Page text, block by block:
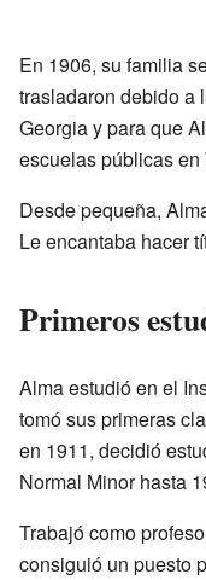
En 1906, su familia
trasladaron debido a
Georgia y para que
escuelas públicas en
Desde pequeña,
Le encantaba hacer
Primeros
Alma estudió en el
tomó sus primeras
en 1911, decidió
Normal Minor hasta
Trabajó como
consiguió un puesto